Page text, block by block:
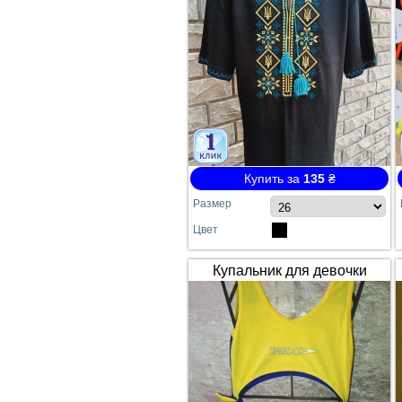
Купить за 135₴
Размер
Цвет
Купальник для девочки
SPEEDO жёлто-синий
сдельный №64